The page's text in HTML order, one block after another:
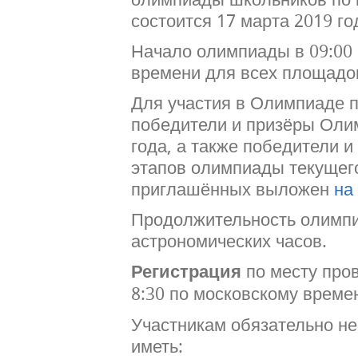
состоится 17 марта 2019
Начало олимпиады в 09:00
времени для всех
Для участия в Олимпиаде
победители и призёры
года, а также победители
этапов олимпиады
приглашённых выложен
Продолжительность
астрономических часов.
Регистрация по месту
8:30 по московскому
Участникам обязательно
иметь: